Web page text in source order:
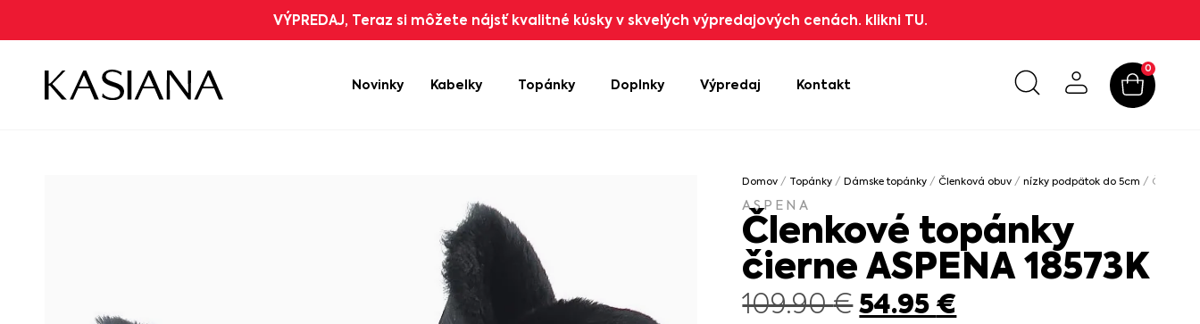
VÝPREDAJ, Teraz si môžete nájsť kvalitné kúsky v skvelých výpredajových cenách. klikni TU.
Novinky Kabelky Topánky Doplnky Výpredaj Kontakt
0
Domov / Topánky /Dámske topánky / Členková obuv /nízky podpätok do 5cm / Členkové
ASPENA
Členkové topánky
čierne ASPENA 18573K
109.90€54.95€